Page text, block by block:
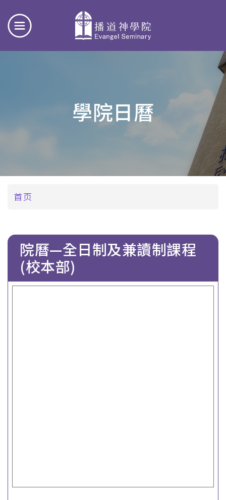
學院日曆
面
屑
首页
院曆—全日制及兼讀制課程
(校本部)